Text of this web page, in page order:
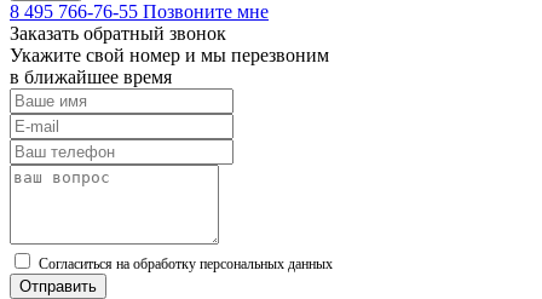
8 495 766-76-55 Позвоните мне
Заказать обратный звонок
Укажите свой номер и мы перезвоним
в ближайшее время
Cогласиться на обработку персональных данных
Отправить